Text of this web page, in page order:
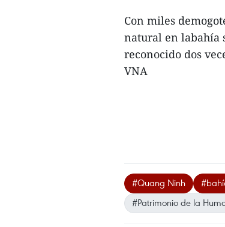
Con miles
natural en labahía
reconocido dos
VNA
#Quang Ninh
#Patrimonio de la